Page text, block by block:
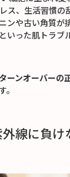
ス、生活習慣の
ンや古い角質が
いった肌トラブ
ターンオーバーの
線に負け